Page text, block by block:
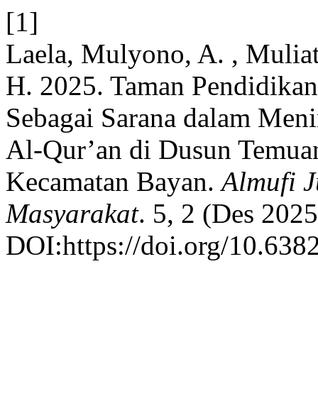
[1]
Laela, Mulyono, A. ,
H. 2025. Taman
Sebagai Sarana dalam
Al-Qur’an di Dusun
Kecamatan Bayan.Almufi
Masyarakat. 5, 2 (Des
DOI:https://doi.org/